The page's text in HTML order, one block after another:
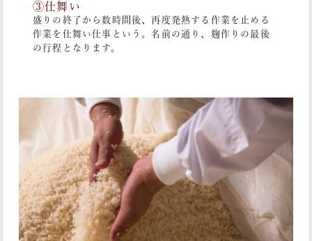
③仕舞い
盛りの終了から数時間後、再度発熱する作業を止める
作業を仕舞い仕事という。名前の通り、麹作りの最後
の行程となります。